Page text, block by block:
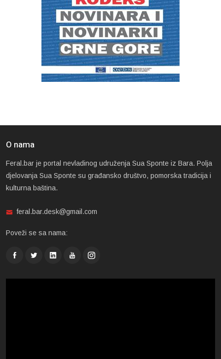
O nama
Feral.bar je portal nevladinog udruženja Sua Sponte iz Bara. Polja
djelovanja Sua Sponte su građansko društvo, pomorska tradicija i
kulturna baština.
feral.bar.desk@gmail.com
Poveži se sa nama: